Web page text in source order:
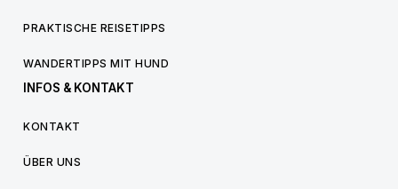
PRAKTISCHE REISETIPPS
WANDERTIPPS MIT HUND
INFOS & KONTAKT
KONTAKT
ÜBER UNS